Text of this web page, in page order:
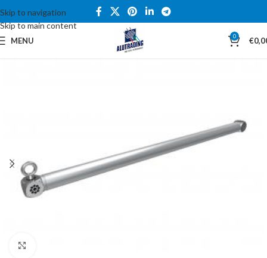
Skip to navigation
Skip to main content
MENU 0 €